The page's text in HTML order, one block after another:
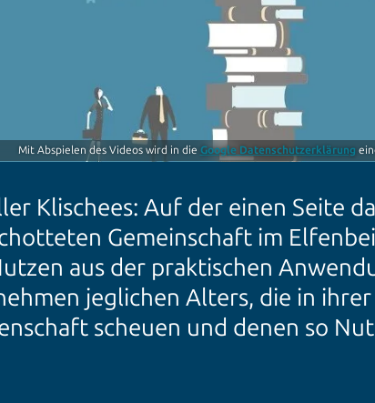
Mit Abspielen des Videos wird in die Google Datenschutzerklärung
Klischees: Auf der einen Seite
Gemeinschaft im
aus der praktischen
jeglichen Alters, die in
scheuen und denen so